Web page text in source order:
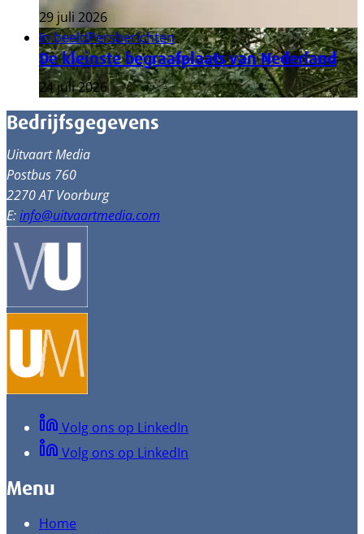
29 juli 2026
In beeldPersberichten
De kleinste begraafplaats van Nederland
24 juli 2026
Bedrijfsgegevens
Uitvaart Media
Postbus 760
2270 AT Voorburg
E:info@uitvaartmedia.com
Volg ons op LinkedIn
Volg ons op LinkedIn
Menu
Home